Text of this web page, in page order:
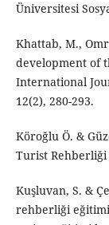
Üniversitesi
Khattab, M.,
development of
International
12(2), 280-293.
Köroğlu Ö. &
Turist Rehberliği
Kuşluvan, S. &
rehberliği